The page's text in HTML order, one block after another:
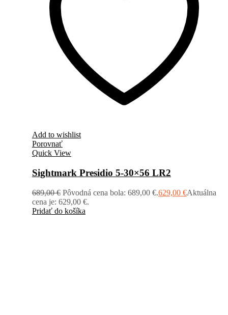
Add to wishlist
Porovnať
Quick View
Sightmark Presidio 5-30×56 LR2
689,00€ Pôvodná cena bola: 689,00 €.629,00 €Aktuálna
cena je: 629,00 €.
Pridať do košíka